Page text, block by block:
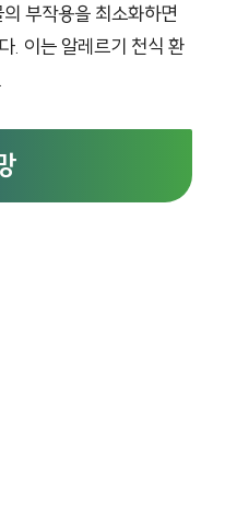
부작용을 최소화하면
. 이는 알레르기 천식 환